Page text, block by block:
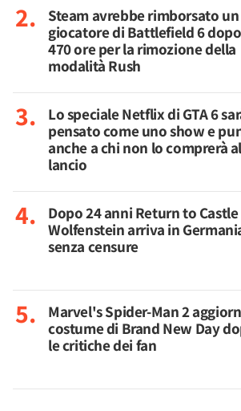
Steam avrebbe rimborsato un
giocatore di Battlefield 6 dopo
470 ore per la rimozione della
modalità Rush
Lo speciale Netflix di GTA 6
pensato come uno show e
anche a chi non lo comprerà al
lancio
Dopo 24 anni Return to Castle
Wolfenstein arriva in
senza censure
Marvel's Spider-Man 2
costume di Brand New Day
le critiche dei fan